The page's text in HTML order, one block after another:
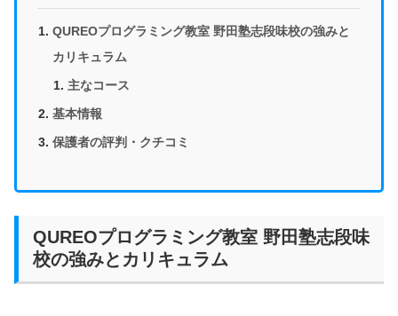
QUREOプログラミング教室 野田塾志段味校の強みと
カリキュラム
主なコース
基本情報
保護者の評判・クチコミ
QUREOプログラミング教室 野田塾志段味
校の強みとカリキュラム